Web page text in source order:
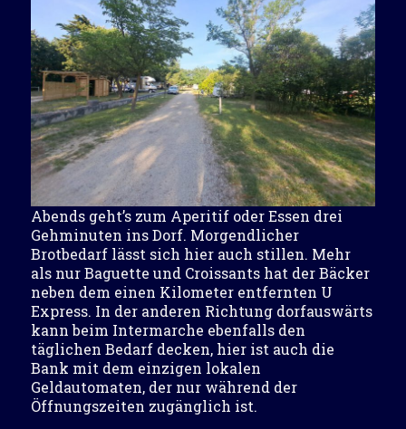
Abends geht’s zum Aperitif oder Essen drei
Gehminuten ins Dorf. Morgendlicher
Brotbedarf lässt sich hier auch stillen. Mehr
als nur Baguette und Croissants hat der Bäcker
neben dem einen Kilometer entfernten U
Express. In der anderen Richtung dorfauswärts
kann beim Intermarche ebenfalls den
täglichen Bedarf decken, hier ist auch die
Bank mit dem einzigen lokalen
Geldautomaten, der nur während der
Öffnungszeiten zugänglich ist.